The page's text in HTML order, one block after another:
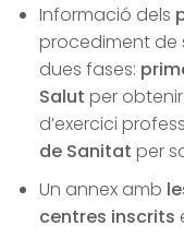
Informació dels
procediment de
dues fases:
Salut per
d’exercici
de Sanitat per
Un annex amb
centres inscrits